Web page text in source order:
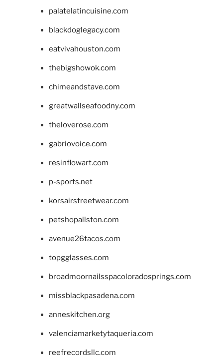
palatelatincuisine.com
blackdoglegacy.com
eatvivahouston.com
thebigshowok.com
chimeandstave.com
greatwallseafoodny.com
theloverose.com
gabriovoice.com
resinflowart.com
p-sports.net
korsairstreetwear.com
petshopallston.com
avenue26tacos.com
topgglasses.com
broadmoornailsspacoloradosprings.com
missblackpasadena.com
anneskitchen.org
valenciamarketytaqueria.com
reefrecordsllc.com